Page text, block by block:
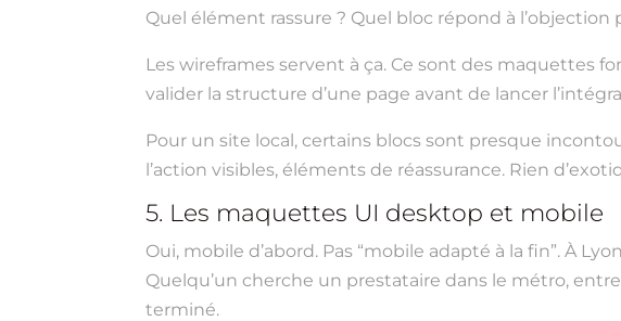
Quel élément rassure ? Quel bloc répond à l’objection
Les wireframes servent à ça. Ce sont des maquettes
valider la structure d’une page avant de lancer
Pour un site local, certains blocs sont presque
l’action visibles, éléments de réassurance. Rien
5. Les maquettes UI desktop et mobile
Oui, mobile d’abord. Pas “mobile adapté à la fin”. À
Quelqu’un cherche un prestataire dans le métro,
terminé.